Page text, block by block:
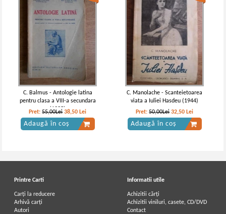
C. Balmus - Antologie latina
pentru clasa a VIII-a secundara
(1935)
Pret:55,00Lei 38,50 Lei
Adaugă în coș
C. Manolache - Scanteietoarea
viata a Iuliei Hasdeu (1944)
Pret:50,00Lei 32,50 Lei
Adaugă în coș
Printre Carti
Carți la reducere
Arhivă carți
Autori
Informatii utile
Achizitii cărți
Achizitii viniluri, casete, CD/DVD
Contact